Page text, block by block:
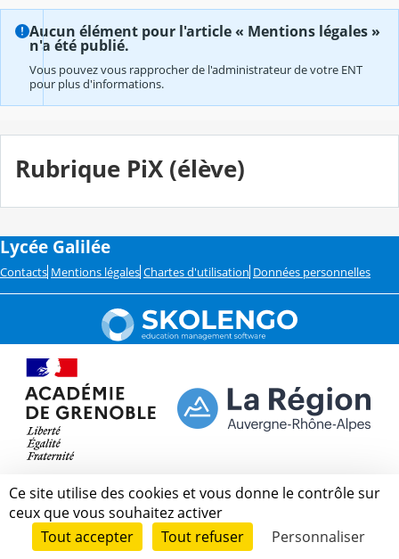
Aucun élément pour l'article « Mentions légales »
n'a été publié.
Vous pouvez vous rapprocher de l'administrateur de votre ENT
pour plus d'informations.
Rubrique PiX (élève)
Lycée Galilée
Contacts Mentions légales Chartes d'utilisation Données personnelles
Ce site utilise des cookies et vous donne le contrôle sur
ceux que vous souhaitez activer
Tout accepter
Tout refuser Personnaliser